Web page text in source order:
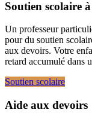
Soutien scolaire
Un professeur
pour du soutien
aux devoirs. Votre
retard accumulé dans
Soutien scolaire
Aide aux devoirs